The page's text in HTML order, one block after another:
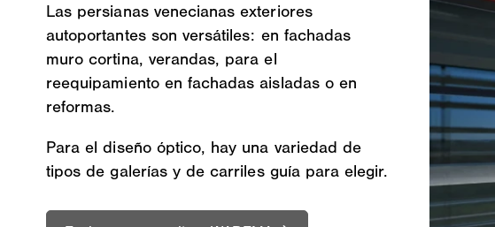
Las persianas venecianas exteriores
autoportantes son versátiles: en fachadas
muro cortina, verandas, para el
reequipamiento en fachadas aisladas o en
reformas.
Para el diseño óptico, hay una variedad de
tipos de galerías y de carriles guía para elegir.